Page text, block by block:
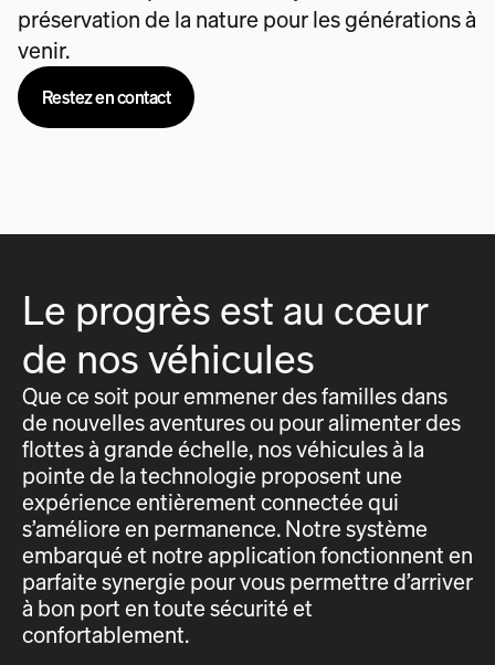
préservation de la nature pour les générations à
venir.
Restez en contact
Le progrès est au cœur
de nos véhicules
Que ce soit pour emmener des familles dans
de nouvelles aventures ou pour alimenter des
flottes à grande échelle, nos véhicules à la
pointe de la technologie proposent une
expérience entièrement connectée qui
s’améliore en permanence. Notre système
embarqué et notre application fonctionnent en
parfaite synergie pour vous permettre d’arriver
à bon port en toute sécurité et
confortablement.